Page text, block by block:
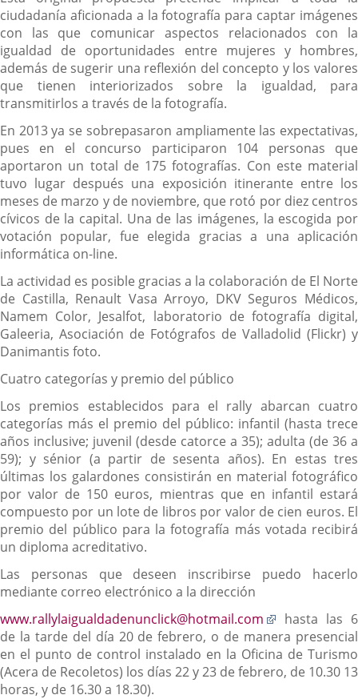
ciudadanía aficionada a la fotografía para captar imágenes
con las que comunicar aspectos relacionados con la
igualdad de oportunidades entre mujeres y hombres,
además de sugerir una reflexión del concepto y los valores
que tienen interiorizados sobre la igualdad, para
transmitirlos a través de la fotografía.
En 2013 ya se sobrepasaron ampliamente las expectativas,
pues en el concurso participaron 104 personas que
aportaron un total de 175 fotografías. Con este material
tuvo lugar después una exposición itinerante entre los
meses de marzo y de noviembre, que rotó por diez centros
cívicos de la capital. Una de las imágenes, la escogida por
votación popular, fue elegida gracias a una aplicación
informática on-line.
La actividad es posible gracias a la colaboración de El Norte
de Castilla, Renault Vasa Arroyo, DKV Seguros Médicos,
Namem Color, Jesalfot, laboratorio de fotografía digital,
Galeeria, Asociación de Fotógrafos de Valladolid (Flickr) y
Danimantis foto.
Cuatro categorías y premio del público
Los premios establecidos para el rally abarcan cuatro
categorías más el premio del público: infantil (hasta trece
años inclusive; juvenil (desde catorce a 35); adulta (de 36 a
59); y sénior (a partir de sesenta años). En estas tres
últimas los galardones consistirán en material fotográfico
por valor de 150 euros, mientras que en infantil estará
compuesto por un lote de libros por valor de cien euros. El
premio del público para la fotografía más votada recibirá
un diploma acreditativo.
Las personas que deseen inscribirse puedo hacerlo
mediante correo electrónico a la dirección
www.rallylaigualdadenunclick@hotmail.com
Enlace
a
una
aplicación
hasta las 6
de la tarde del día 20 de febrero, o de manera presencial
en el punto de control instalado en la Oficina de Turismo
(Acera de Recoletos) los días 22 y 23 de febrero, de 10.30 13
horas, y de 16.30 a 18.30).